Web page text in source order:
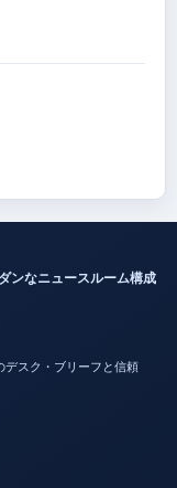
ンなニュースルーム構成
デスク・ブリーフと信頼